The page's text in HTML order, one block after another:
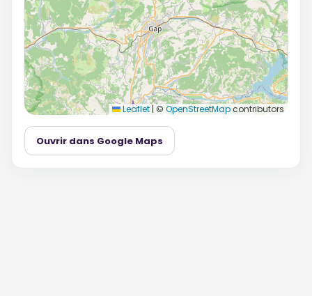
Leaflet | © OpenStreetMapcontributors
Ouvrir dans Google Maps